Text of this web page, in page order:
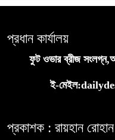
প্রধান কার্যালয়
ফুট ওভার ব্রীজ
ই-
প্রকাশক : রায়হান রোহান